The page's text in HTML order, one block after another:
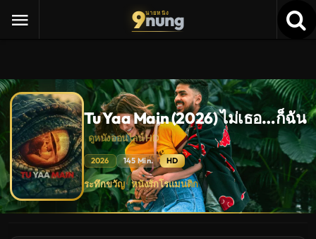
9นายหนัง
nung
Tu Yaa Main (2026) ไม่เธอ…ก็ฉัน
ดูหนังออนไลน์ HD
2026 145 Min. HD
Tu
Yaa
Main
(2026)
ระทึกขวัญ · หนังรักโรแมนติก